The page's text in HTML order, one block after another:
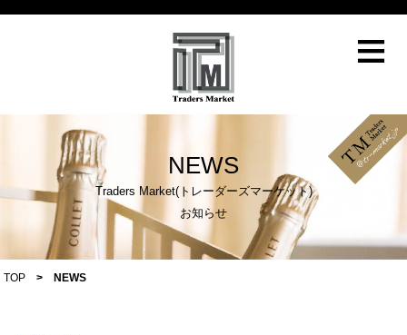
≡
NEWS
Traders Market(トレーダーズマーケット)
お知らせ
TOP > NEWS